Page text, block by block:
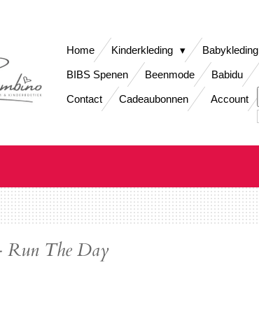
Home Kinderkleding Babykleding
BIBS Spenen Beenmode Babidu
Contact Cadeaubonnen Account
Run The Day